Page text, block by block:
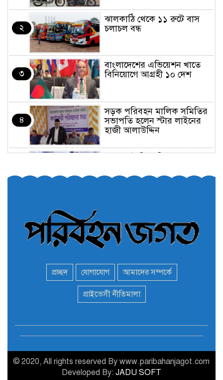
২
ঝালকাঠি থেকে ১১ রুটে বাস
চলাচল বন্ধ
৩
বাংলাদেশের এভিয়েশন খাতে
বিনিয়োগে আগ্রহী ১০ দেশ
৪
সড়ক পরিবহন মালিক সমিতির
সভাপতি হলেন স্টার লাইনের
হাজী আলাউদ্দিন
অনির্দিষ্টকালের জন্য বাংলাদেশে
মন্ত্রী এমপিদের দেশত্যাগের
হিড়িক : নিরাপদ আশ্রয়ে
বাস ড্রাইভার নিকোলাস মাদুরো
প্রেসিডেন্ট
প্রচ্ছদ যোগাযোগ আমাদের সম্পর্কে
প্রাইভেসী নীতিমালা
© 2020, All rights reserved By www.paribahanjagot.com
Developed By: JADU SOFT